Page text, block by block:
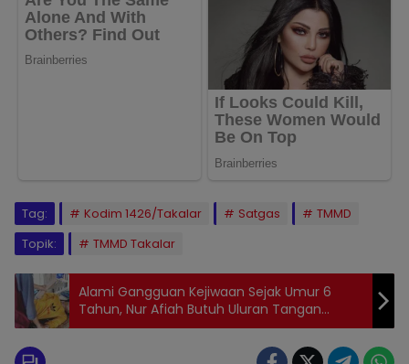
Tag: Kodim 1426/Takalar Satgas
TMMD
Topik:
TMMD Takalar
Alami Gangguan Kejiwaan Sejak Umur 6
Tahun, Nur Afiah Butuh Uluran Tangan
Pemerintah